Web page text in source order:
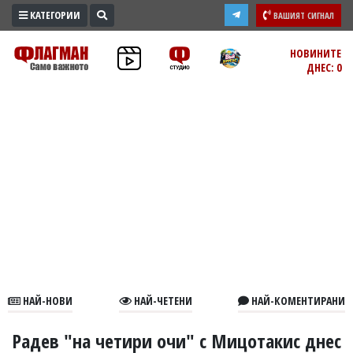
ПРОМО
ЗОНА
В
КАТЕГОРИИ ВАШИЯТ СИГНАЛ
НОВИНИТЕ
ДНЕС: 0
НАЙ-НОВИ НАЙ-ЧЕТЕНИ НАЙ-КОМЕНТИРАНИ
Радев "на четири очи" с Мицотакис днес